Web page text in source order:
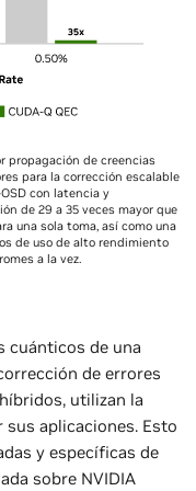
cuánticos de una
de errores
utilizan la
sus aplicaciones. Esto
y específicas de
sobre NVIDIA
propagación de creencias
para la corrección escalable
con latencia y
de 29 a 35 veces mayor que
una sola toma, así como una
de uso de alto rendimiento
a la vez.